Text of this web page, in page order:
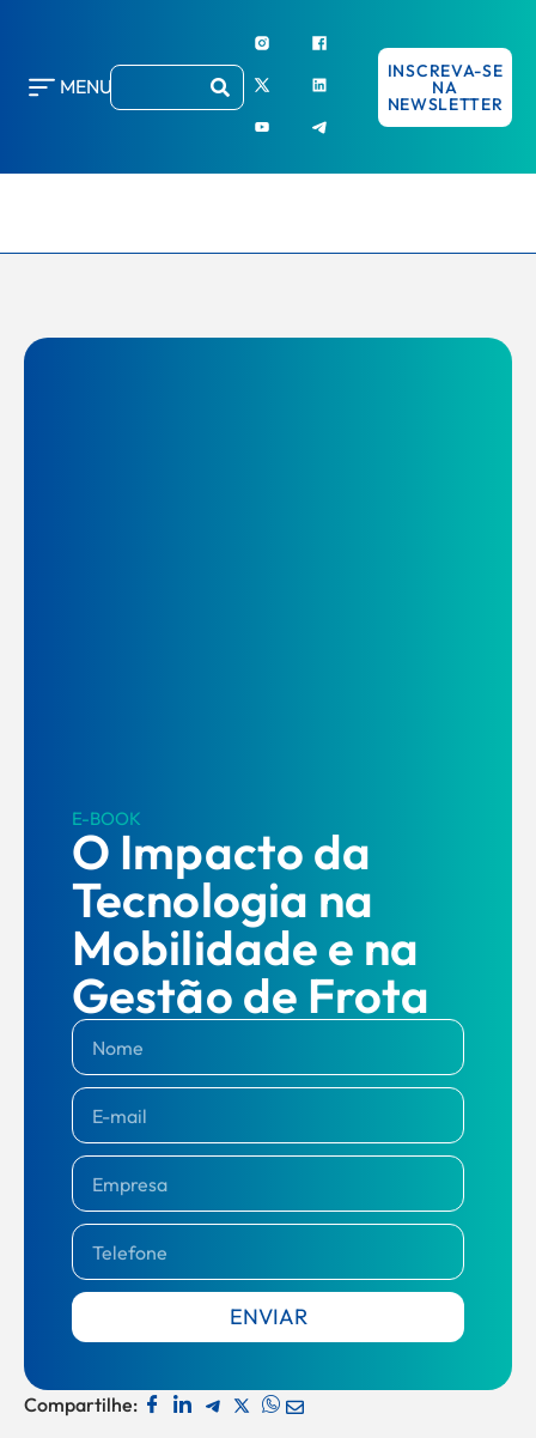
MENU
INSCREVA-SE
NA
NEWSLETTER
E-BOOK
O Impacto da
Tecnologia na
Mobilidade e na
Gestão de Frota
ENVIAR
Compartilhe: